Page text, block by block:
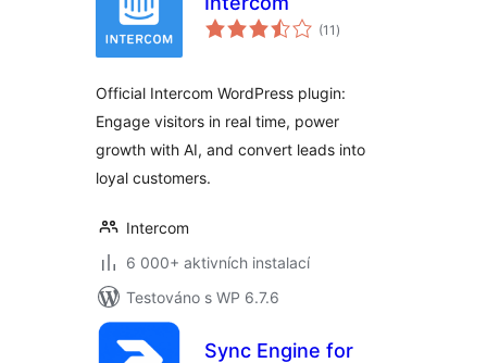
(11 celkové
hodnocení
)
Official Intercom WordPress plugin:
Engage visitors in real time, power
growth with AI, and convert leads into
loyal customers.
Intercom
6 000+ aktivních instalací
Testováno s WP 6.7.6
Sync Engine for